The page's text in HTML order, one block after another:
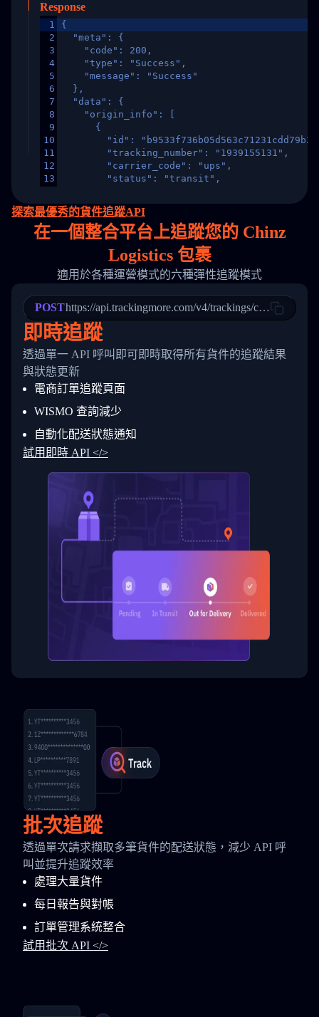
Response
1
2
3
4
5
6
7
8
9
10
11
12
13
15
16
17
18
22
23
24
25
27
28
29
30
31
33
34
{
  "meta": {
    "code": 200,
    "type": "Success",
    "message": "Success"
  },
  "data": {
    "origin_info": [
      {
"id":
        "tracking_number": "1939155131",
        "carrier_code": "ups",
        "status": "transit",
"destination_country": "United
        "itemTimeLength": 2,
        "weblink": "",
        "phone": null,
        "trackinfo": [
          {
            "Date": "2017-03-08 04: 22: 00",
"StatusDescription": "Departed
"Details": "Departed Facility
          },
          {
            "Date": "2017-03-06 15:28:00",
"StatusDescription": "Shipment
"Details": "BEIJING-
          }
        ]
      }
  }
}
探索最優秀的貨件追蹤API
在一個整合平台上追蹤您的 Chinz
Logistics 包裹
適用於各種運營模式的六種彈性追蹤模式
POSThttps://api.trackingmore.com/v4/trackings/create
即時追蹤
透過單一 API 呼叫即可即時取得所有貨件的追蹤結果
與狀態更新
電商訂單追蹤頁面
WISMO 查詢減少
自動化配送狀態通知
試用即時 API </>
批次追蹤
透過單次請求擷取多筆貨件的配送狀態，減少 API 呼
叫並提升追蹤效率
處理大量貨件
每日報告與對帳
訂單管理系統整合
試用批次 API </>